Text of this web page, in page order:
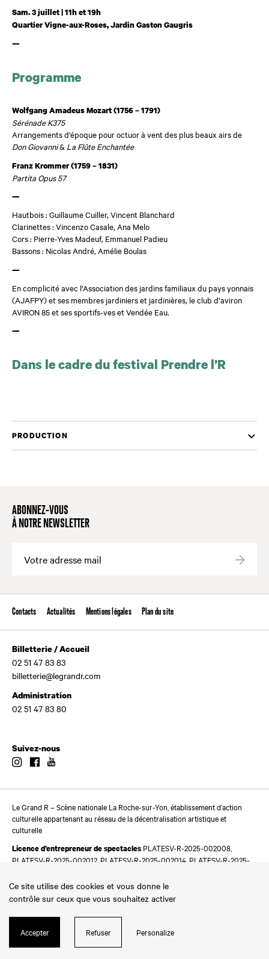
Sam. 3 juillet | 11h et 19h
Quartier Vigne-aux-Roses, Jardin Gaston Gaugris
—
Programme
Wolfgang Amadeus Mozart (1756 – 1791)
Sérénade K375
Arrangements d’époque pour octuor à vent des plus beaux airs de
Don Giovanni& La Flûte Enchantée
Franz Krommer (1759 – 1831)
Partita Opus 57
—
Hautbois : Guillaume Cuiller, Vincent Blanchard
Clarinettes : Vincenzo Casale, Ana Melo
Cors : Pierre-Yves Madeuf, Emmanuel Padieu
Bassons : Nicolas André, Amélie Boulas
—
En complicité avec l’Association des jardins familiaux du pays yonnais
(AJAFPY) et ses membres jardiniers et jardinières, le club d’aviron
AVIRON 85 et ses sportifs-ves et Vendée Eau.
—
Dans le cadre du festival Prendre l’R
PRODUCTION
ABONNEZ-VOUS
À NOTRE NEWSLETTER
Contacts Actualités Mentions légales Plan du site
Billetterie / Accueil
02 51 47 83 83
billetterie@legrandr.com
Administration
02 51 47 83 80
Suivez-nous
InstagramFacebook
Le Grand R – Scène nationale La Roche-sur-Yon, établissement d’action
culturelle appartenant au réseau de la décentralisation artistique et
culturelle
Licence d’entrepreneur de spectacles PLATESV-R-2025-002008,
PLATESV-R-2025-002012, PLATESV-R-2025-002014, PLATESV-R-2025-
Ce site utilise des cookies et vous donne le
contrôle sur ceux que vous souhaitez activer
Accepter Refuser Personalize